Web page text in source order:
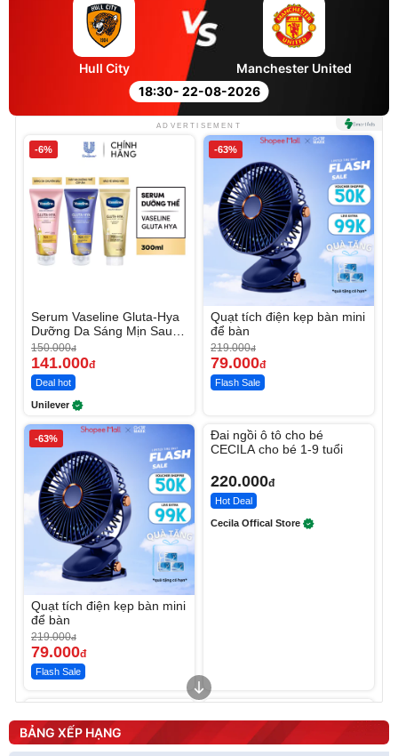
18:30- 22-08-2026
Hull City Manchester United
ADVERTISEMENT
-6%
Serum Vaseline Gluta-Hya
Dưỡng Da Sáng Mịn Sau 7
Ngày
150.000đ
141.000đ
Deal hot
Unilever
-63%
Quạt tích điện kẹp bàn mini
để bàn
219.000đ
79.000đ
Flash Sale
-63%
Quạt tích điện kẹp bàn mini
để bàn
219.000đ
79.000đ
Flash Sale
Đai ngồi ô tô cho bé
CECILA cho bé 1-9 tuổi
220.000đ
Hot Deal
Cecila Offical Store
tức thì Vaseline Body
190.000 đ
D2-001 - Thông Minh
3.000.000
BẢNG XẾP HẠNG